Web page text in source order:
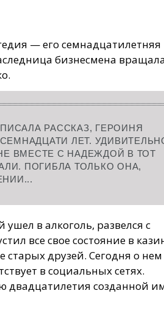
— его семнадцатилетняя
бизнесмена
РАССКАЗ, ГЕРОИНЯ
ЛЕТ.
ВМЕСТЕ С НАДЕЖДОЙ В ТОТ
ПОГИБЛА ТОЛЬКО ОНА,
в алкоголь, развелся с
все свое состояние в
старых друзей. Сегодня о нем
в социальных сетях.
двадцатилетия созданной